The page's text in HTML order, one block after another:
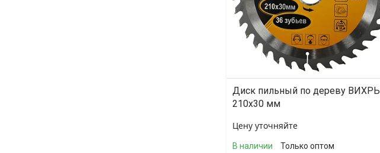
Диск пильный по дереву ВИХРЬ
210х30 мм
Цену уточняйте
В наличии
Только оптом